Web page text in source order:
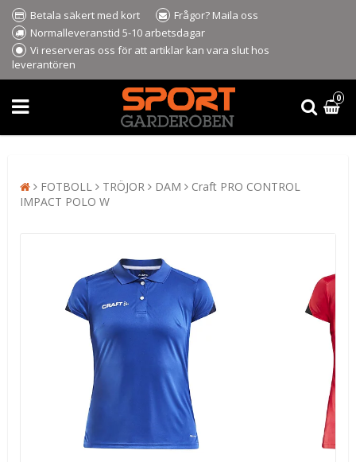
Betala säkert med kort
Frågor? Maila oss
Normalleveranstid 5-10 arbetsdagar
Vi reserveras oss för att artiklar kan vara slut hos
leverantören
0
FOTBOLL TRÖJOR DAM
Craft PRO CONTROL
IMPACT POLO W